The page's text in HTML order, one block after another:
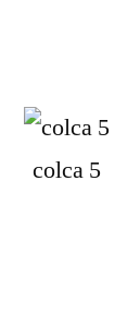
colca 5